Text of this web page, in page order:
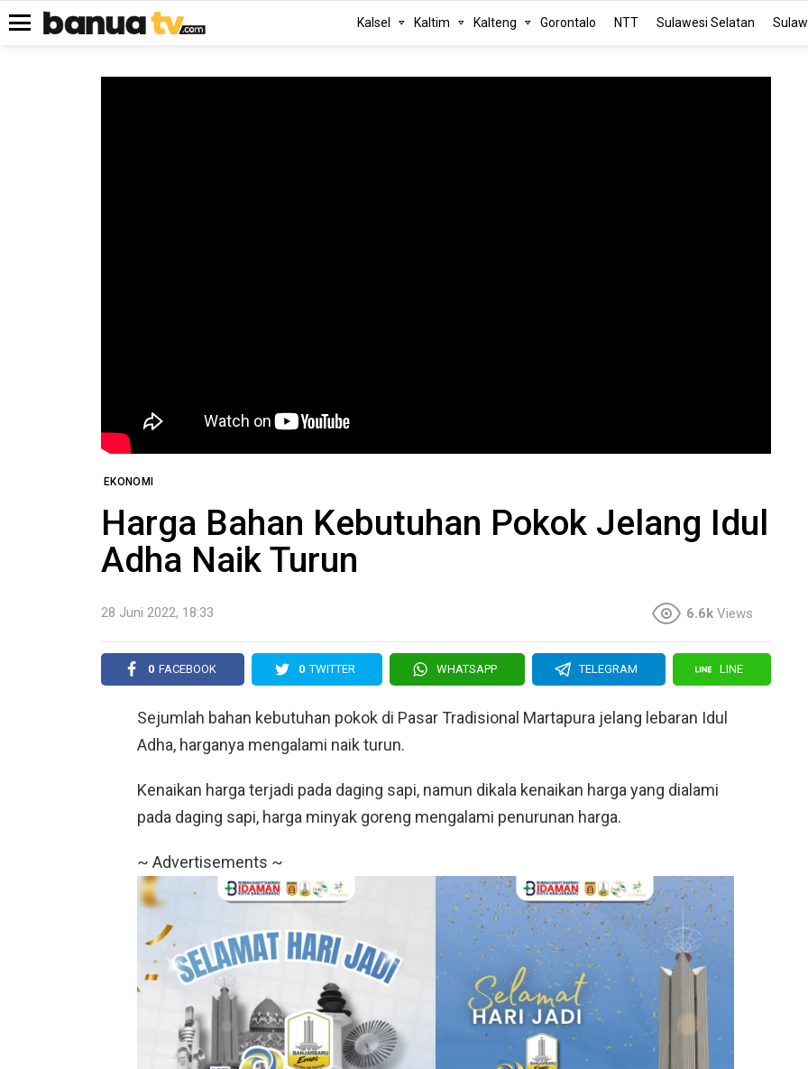
Kalsel Kaltim Kalteng Gorontalo NTT Sulawesi Selatan
EKONOMI
Harga Bahan Kebutuhan Pokok Jelang Idul
Adha Naik Turun
28 Juni 2022, 18:33 6.6k Views
0 FACEBOOK 0 TWITTER WHATSAPP TELEGRAM LINE
Sejumlah bahan kebutuhan pokok di Pasar Tradisional Martapura jelang lebaran Idul
Adha, harganya mengalami naik turun.
Kenaikan harga terjadi pada daging sapi, namun dikala kenaikan harga yang dialami
pada daging sapi, harga minyak goreng mengalami penurunan harga.
~ Advertisements ~